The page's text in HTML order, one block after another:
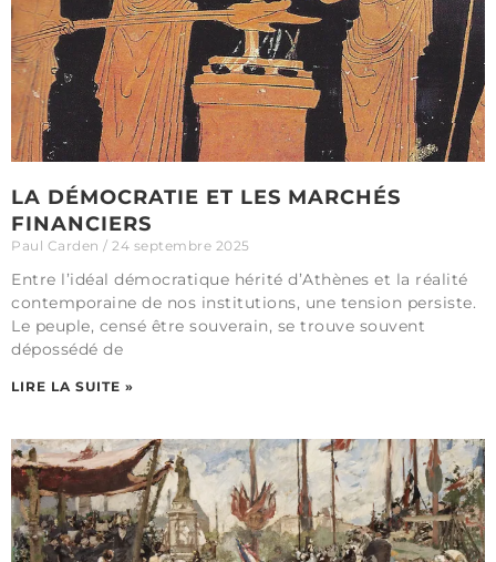
LA DÉMOCRATIE ET LES MARCHÉS
FINANCIERS
Paul Carden 24 septembre 2025
Entre l’idéal démocratique hérité d’Athènes et la réalité
contemporaine de nos institutions, une tension persiste.
Le peuple, censé être souverain, se trouve souvent
dépossédé de
LIRE LA SUITE »